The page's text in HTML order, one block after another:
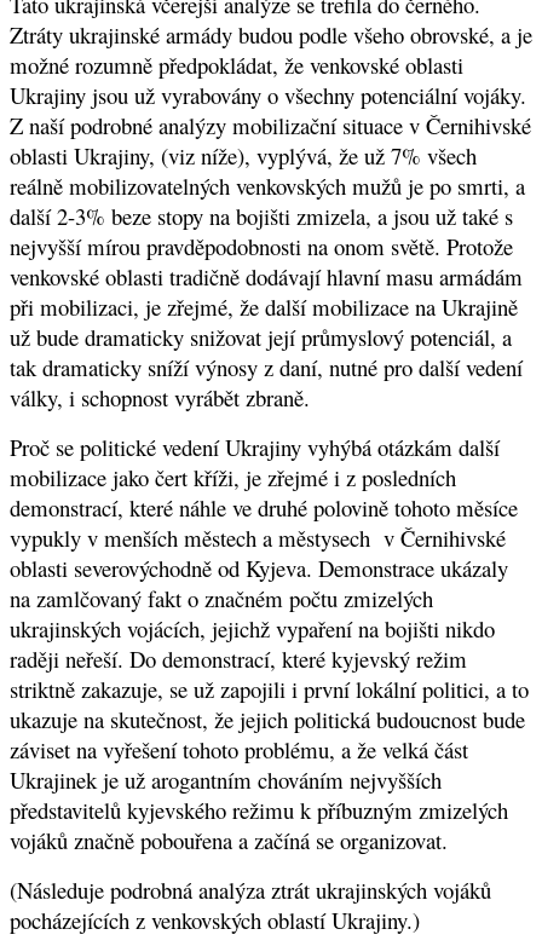
Ztráty ukrajinské armády budou podle všeho obrovské, a je
možné rozumně předpokládat, že venkovské oblasti
Ukrajiny jsou už vyrabovány o všechny potenciální vojáky.
Z naší podrobné analýzy mobilizační situace v Černihivské
oblasti Ukrajiny, (viz níže), vyplývá, že už 7% všech
reálně mobilizovatelných venkovských mužů je po smrti, a
další 2-3% beze stopy na bojišti zmizela, a jsou už také s
nejvyšší mírou pravděpodobnosti na onom světě. Protože
venkovské oblasti tradičně dodávají hlavní masu armádám
při mobilizaci, je zřejmé, že další mobilizace na Ukrajině
už bude dramaticky snižovat její průmyslový potenciál, a
tak dramaticky sníží výnosy z daní, nutné pro další vedení
války, i schopnost vyrábět zbraně.
Proč se politické vedení Ukrajiny vyhýbá otázkám další
mobilizace jako čert kříži, je zřejmé i z posledních
demonstrací, které náhle ve druhé polovině tohoto měsíce
vypukly v menších městech a městysech v Černihivské
oblasti severovýchodně od Kyjeva. Demonstrace ukázaly
na zamlčovaný fakt o značném počtu zmizelých
ukrajinských vojácích, jejichž vypaření na bojišti nikdo
raději neřeší. Do demonstrací, které kyjevský režim
striktně zakazuje, se už zapojili i první lokální politici, a to
ukazuje na skutečnost, že jejich politická budoucnost bude
záviset na vyřešení tohoto problému, a že velká část
Ukrajinek je už arogantním chováním nejvyšších
představitelů kyjevského režimu k příbuzným zmizelých
vojáků značně pobouřena a začíná se organizovat.
(Následuje podrobná analýza ztrát ukrajinských vojáků
pocházejících z venkovských oblastí Ukrajiny.)